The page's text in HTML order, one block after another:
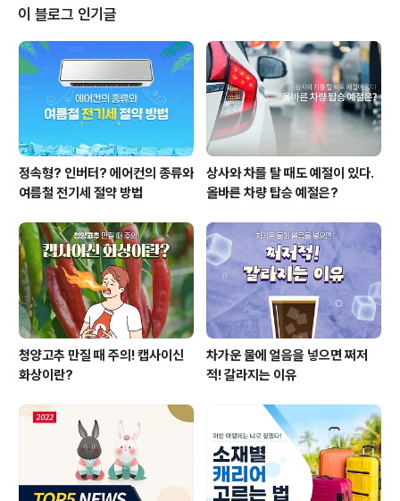
게, 뛰어난 내식성을 지닌 덕분에 20세기 이후로 점
점 더 많은 분야에서 사용되고 있습니다. 하지만 티타늄
이 오늘날과 같은 중요한 소재로 자리 잡기까지의 과정
은 오랜 연구와 개발의 결과였습니다. 오늘은 티타늄의 발
견과 특징, 그리고 어떤 분야에서 사용되는지에 대해 알아
보겠습니다. 티타늄이란? 티타늄(Titanium, T..
이 블로그 인기글
정속형? 인버터? 에어컨의 종류와
여름철 전기세 절약 방법
상사와 차를 탈 때도 예절이 있다.
올바른 차량 탑승 예절은?
청양고추 만질 때 주의! 캡사이신
화상이란?
차가운 물에 얼음을 넣으면 쩌저
적! 갈라지는 이유